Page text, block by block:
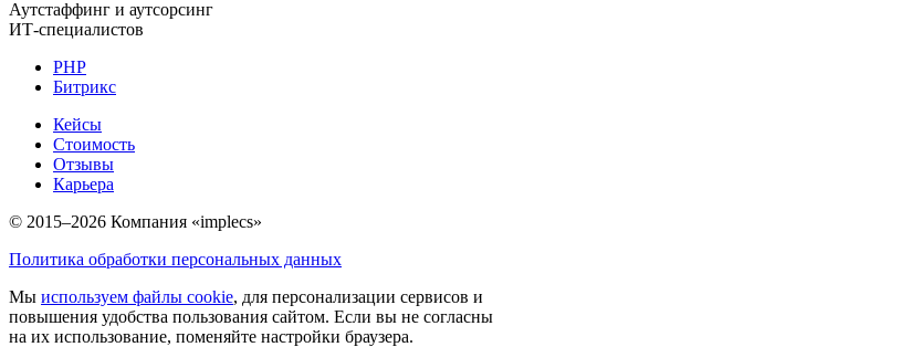
Аутстаффинг и аутсорсинг
ИТ-специалистов
PHP
Битрикс
Кейсы
Стоимость
Отзывы
Карьера
© 2015–2026 Компания «implecs»
Политика обработки персональных данных
Мы используем файлы cookie, для персонализации сервисов и
повышения удобства пользования сайтом. Если вы не согласны
на их использование, поменяйте настройки браузера.